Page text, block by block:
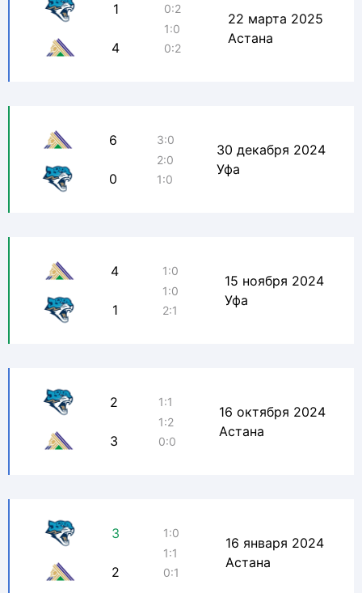
1
4
0:2
1:0
0:2
22 марта 2025
Астана
6
0
3:0
2:0
1:0
30 декабря 2024
Уфа
4
1
1:0
1:0
2:1
15 ноября 2024
Уфа
2
3
1:1
1:2
0:0
16 октября 2024
Астана
3
2
1:0
1:1
0:1
16 января 2024
Астана